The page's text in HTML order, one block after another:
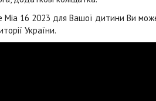
Mia 16 2023 для Вашої дитини Ви
України.